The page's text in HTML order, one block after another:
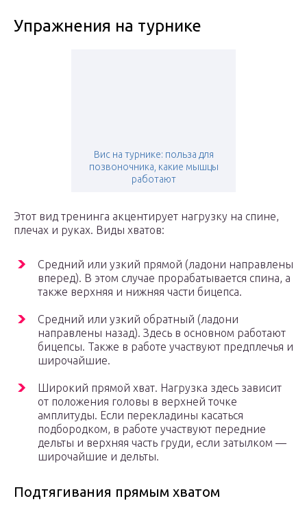
Упражнения на турнике
Вис на турнике: польза для
позвоночника, какие мышцы
работают
Этот вид тренинга акцентирует нагрузку на спине,
плечах и руках. Виды хватов:
Средний или узкий прямой (ладони направлены
вперед). В этом случае прорабатывается спина, а
также верхняя и нижняя части бицепса.
Средний или узкий обратный (ладони
направлены назад). Здесь в основном работают
бицепсы. Также в работе участвуют предплечья и
широчайшие.
Широкий прямой хват. Нагрузка здесь зависит
от положения головы в верхней точке
амплитуды. Если перекладины касаться
подбородком, в работе участвуют передние
дельты и верхняя часть груди, если затылком —
широчайшие и дельты.
Подтягивания прямым хватом